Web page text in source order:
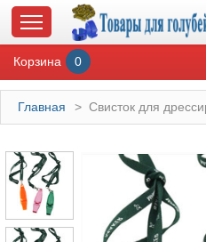
ГЛАВНАЯ
О МАГАЗИНЕ
Корзина 0
Главная > Свисток для